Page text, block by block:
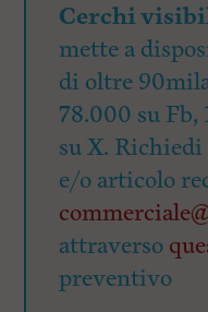
Cerchi
mette a
di oltre
78.000 su Fb,
su X.
e/o articolo
attraverso
preventivo